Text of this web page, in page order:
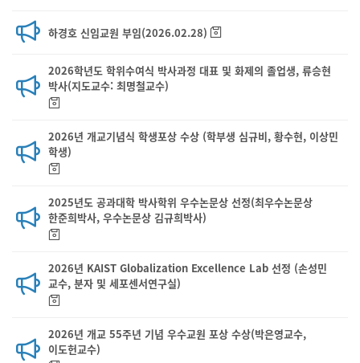
하경호 신임교원 부임(2026.02.28)
2026학년도 학위수여식 박사과정 대표 및 화제의 졸업생, 류승현
박사(지도교수: 최명철교수)
2026년 개교기념식 학생포상 수상 (학부생 심규비, 황수현, 이상민
학생)
2025년도 공과대학 박사학위 우수논문상 선정(최우수논문상
한준희박사, 우수논문상 김규희박사)
2026년 KAIST Globalization Excellence Lab 선정 (손성민
교수, 분자 및 세포센서연구실)
2026년 개교 55주년 기념 우수교원 포상 수상(박은영교수,
이도헌교수)